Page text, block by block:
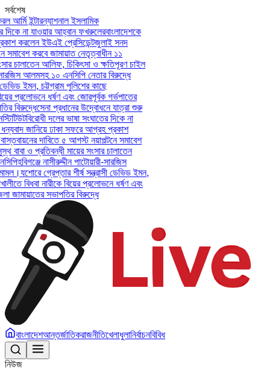
সর্বশেষ
ইন্টারন্যাশনাল ইসলামিক
না যাওয়ার আহ্বান ফখরুলেরবাংলাদেশকে
করলেন ইউএই প্রেসিডেন্টজুলাই সনদ
করবে জামায়াত নেতৃত্বাধীন ১১
চালাতেন আলিফ, চিকিৎসা ও ক্ষতিপূরণ চাইল
আলমসহ ১০ এনসিপি নেতার বিরুদ্ধে
ইমন, চট্টগ্রাম পুলিশের কাছে
প্রলোভনে ধর্ষণ এবং জোরপূর্বক গর্ভপাতের
বিরুদ্ধেসেনা প্রধানের উদ্বোধনে যাত্রা শুরু
বিরোধী দলের ভাষা সংঘাতের দিকে না
জানিয়ে ঢাকা সফরে আগ্রহ প্রকাশ
দাবিতে ৫ আগস্ট নয়াপল্টনে সমাবেশ
ও প্রতিবন্ধী মায়ের সংসার চালাতেন
হবিগঞ্জে নাসীরুদ্দীন পাটোয়ারী-সারজিস
যশোরে গ্রেপ্তার শীর্ষ সন্ত্রাসী ডেভিড ইমন,
বিধবা নারীকে বিয়ের প্রলোভনে ধর্ষণ এবং
সভাপতির বিরুদ্ধে
বাংলাদেশআন্তর্জাতিকরাজনীতিখেলাধুলানির্বাচনবিবিধ
নিউজ